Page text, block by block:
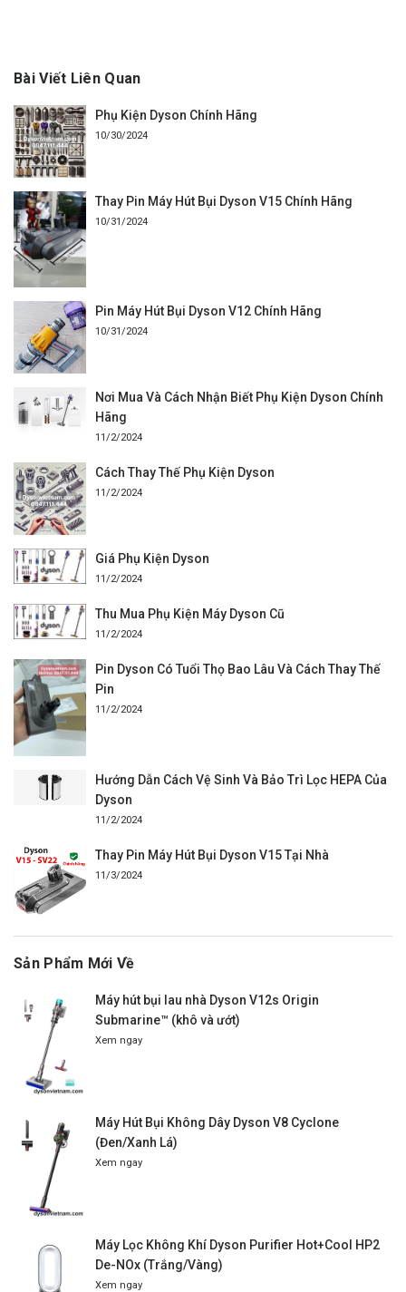
Bài Viết Liên Quan
Phụ Kiện Dyson Chính Hãng
10/30/2024
Thay Pin Máy Hút Bụi Dyson V15 Chính Hãng
10/31/2024
Pin Máy Hút Bụi Dyson V12 Chính Hãng
10/31/2024
Nơi Mua Và Cách Nhận Biết Phụ Kiện Dyson Chính
Hãng
11/2/2024
Cách Thay Thế Phụ Kiện Dyson
11/2/2024
Giá Phụ Kiện Dyson
11/2/2024
Thu Mua Phụ Kiện Máy Dyson Cũ
11/2/2024
Pin Dyson Có Tuổi Thọ Bao Lâu Và Cách Thay Thế
Pin
11/2/2024
Hướng Dẫn Cách Vệ Sinh Và Bảo Trì Lọc HEPA Của
Dyson
11/2/2024
Thay Pin Máy Hút Bụi Dyson V15 Tại Nhà
11/3/2024
Sản Phẩm Mới Về
Máy hút bụi lau nhà Dyson V12s Origin
Submarine™ (khô và ướt)
Xem ngay
Máy Hút Bụi Không Dây Dyson V8 Cyclone
(Đen/Xanh Lá)
Xem ngay
Máy Lọc Không Khí Dyson Purifier Hot+Cool HP2
De-NOx (Trắng/Vàng)
Xem ngay